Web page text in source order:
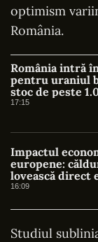
optimism
România.
România intră
pentru uraniul
stoc de peste
17:15
Impactul
europene:
lovească direct
16:09
Studiul